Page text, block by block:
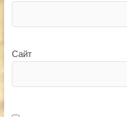
Сайт